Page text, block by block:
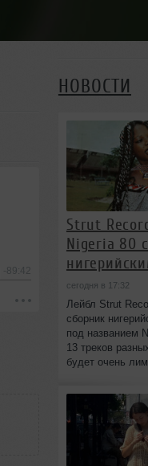
-89:42
НОВОСТИ
Strut
Nigeria 80
сегодня в 17:32
Лейбл Strut
сборник
под названием
13 треков
будет очень